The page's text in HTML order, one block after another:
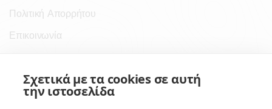
Πολιτική Απορρήτου
Επικοινωνία
Σύνδεσμοι
Σχετικά με τα cookies σε αυτή
την ιστοσελίδα